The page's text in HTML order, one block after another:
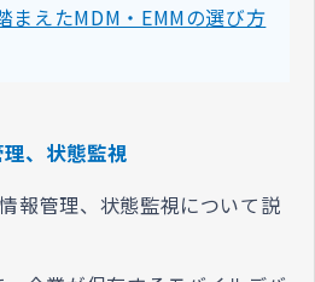
まえたMDM・EMMの選び方
、状態監視
報管理、状態監視について説